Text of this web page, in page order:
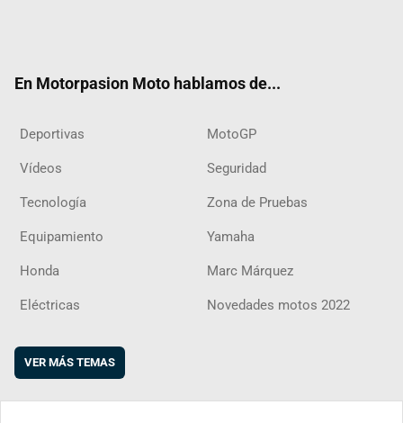
En Motorpasion Moto hablamos de...
Deportivas MotoGP
Vídeos Seguridad
Tecnología Zona de Pruebas
Equipamiento Yamaha
Honda Marc Márquez
Eléctricas Novedades motos 2022
VER MÁS TEMAS